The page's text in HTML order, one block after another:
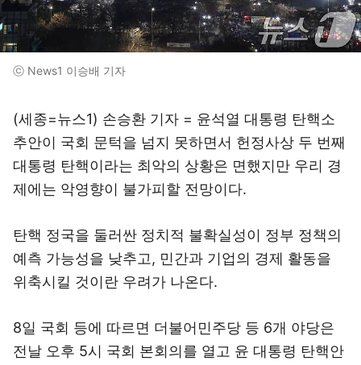
ⓒ News1 이승배 기자
(세종=뉴스1) 손승환 기자 = 윤석열 대통령 탄핵소
추안이 국회 문턱을 넘지 못하면서 헌정사상 두 번째
대통령 탄핵이라는 최악의 상황은 면했지만 우리 경
제에는 악영향이 불가피할 전망이다.
탄핵 정국을 둘러싼 정치적 불확실성이 정부 정책의
예측 가능성을 낮추고, 민간과 기업의 경제 활동을
위축시킬 것이란 우려가 나온다.
8일 국회 등에 따르면 더불어민주당 등 6개 야당은
전날 오후 5시 국회 본회의를 열고 윤 대통령 탄핵안